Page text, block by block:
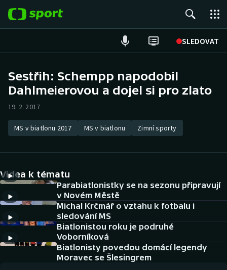
SLEDOVAT
Hokej
Atletika
DALŠÍ SPORTY
Americký fotbal
Baseball a softbal
NEPŘEHLÉDNĚTE
Historické návraty
Sestřih: Schempp napodobil
Dahlmeierovou a dojel si pro zlato
19. 2. 2017
MS v biatlonu 2017 MS v biatlonu Zimní sporty
Videa k tématu
Parabiatlonistky se na sezonu připravují
v Novém Městě
Michal Krčmář o vztahu k fotbalu i
sledování MS
Biatlonistou roku je podruhé
Voborníková
Biatlonisty povedou domácí legendy
Moravec se Šlesingrem